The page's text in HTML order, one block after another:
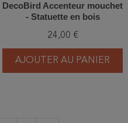
DecoBird Accenteur mouchet
- Statuette en bois
24,00 €
AJOUTER AU PANIER